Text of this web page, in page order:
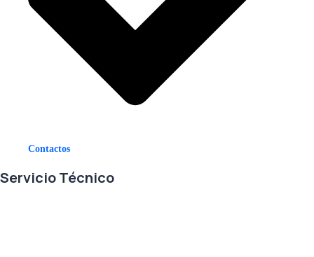
Contactos
Servicio Técnico